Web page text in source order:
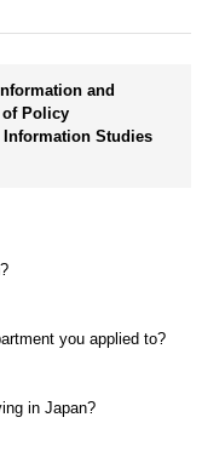
and
of Policy
Information Studies
you applied to?
in Japan?